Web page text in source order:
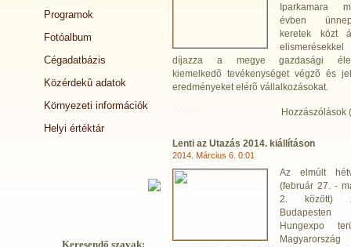
Programok
Fotóalbum
Cégadatbázis
Közérdekû adatok
Környezeti információk
Helyi értéktár
Keresendő szavak:
Iparkamara
évben
keretek közt
elismerésekkel
díjazza a megye gazdasági
kiemelkedõ tevékenységet végzõ és
eredményeket elérõ vállalkozásokat.
Hozzászólások
Lenti az Utazás 2014. kiállításon
2014. Március 6. 0:01
Az elmúlt
(február 27. -
2. között)
Hungexpo
Magyarország